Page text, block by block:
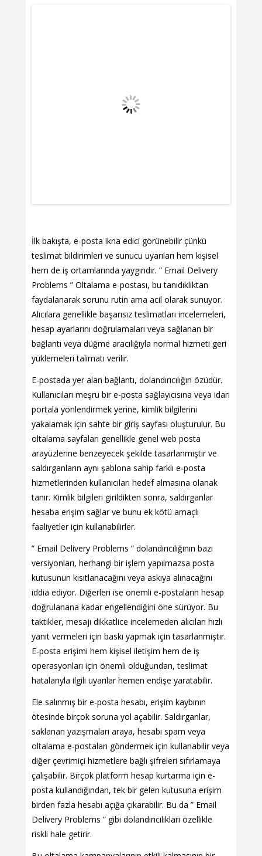
İlk bakışta, e-posta ikna edici görünebilir çünkü
teslimat bildirimleri ve sunucu uyarıları hem kişisel
hem de iş ortamlarında yaygındır. ” Email Delivery
Problems ” Oltalama e-postası, bu tanıdıklıktan
faydalanarak sorunu rutin ama acil olarak sunuyor.
Alıcılara genellikle başarısız teslimatları incelemeleri,
hesap ayarlarını doğrulamaları veya sağlanan bir
bağlantı veya düğme aracılığıyla normal hizmeti geri
yüklemeleri talimatı verilir.
E-postada yer alan bağlantı, dolandırıcılığın özüdür.
Kullanıcıları meşru bir e-posta sağlayıcısına veya idari
portala yönlendirmek yerine, kimlik bilgilerini
yakalamak için sahte bir giriş sayfası oluşturulur. Bu
oltalama sayfaları genellikle genel web posta
arayüzlerine benzeyecek şekilde tasarlanmıştır ve
saldırganların aynı şablona sahip farklı e-posta
hizmetlerinden kullanıcıları hedef almasına olanak
tanır. Kimlik bilgileri girildikten sonra, saldırganlar
hesaba erişim sağlar ve bunu ek kötü amaçlı
faaliyetler için kullanabilirler.
” Email Delivery Problems ” dolandırıcılığının bazı
versiyonları, herhangi bir işlem yapılmazsa posta
kutusunun kısıtlanacağını veya askıya alınacağını
iddia ediyor. Diğerleri ise önemli e-postaların hesap
doğrulanana kadar engellendiğini öne sürüyor. Bu
taktikler, mesajı dikkatlice incelemeden alıcıları hızlı
yanıt vermeleri için baskı yapmak için tasarlanmıştır.
E-posta erişimi hem kişisel iletişim hem de iş
operasyonları için önemli olduğundan, teslimat
hatalarıyla ilgili uyarılar hemen endişe yaratabilir.
Ele salınmış bir e-posta hesabı, erişim kaybının
ötesinde birçok soruna yol açabilir. Saldırganlar,
saklanan yazışmaları araya, hesabı spam veya
oltalama e-postaları göndermek için kullanabilir veya
diğer çevrimiçi hizmetlere bağlı şifreleri sıfırlamaya
çalışabilir. Birçok platform hesap kurtarma için e-
posta kullandığından, tek bir gelen kutusuna erişim
birden fazla hesabı açığa çıkarabilir. Bu da ” Email
Delivery Problems ” gibi dolandırıcılıkları özellikle
riskli hale getirir.